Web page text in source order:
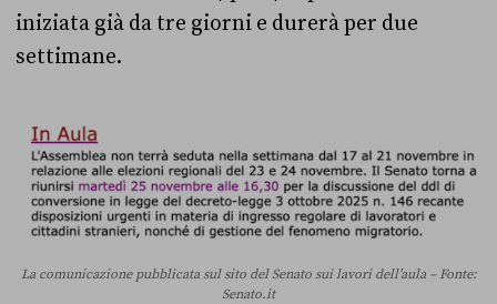
iniziata già da tre giorni e durerà per due
settimane.
La comunicazione pubblicata sul sito del Senato sui lavori dell’aula – Fonte:
Senato.it